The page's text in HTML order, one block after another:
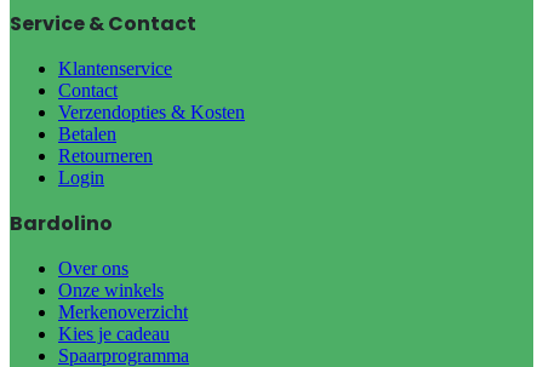
Service & Contact
Klantenservice
Contact
Verzendopties & Kosten
Betalen
Retourneren
Login
Bardolino
Over ons
Onze winkels
Merkenoverzicht
Kies je cadeau
Spaarprogramma